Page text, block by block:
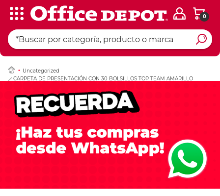
0
Uncategorized
CARPETA DE PRESENTACIÓN CON 30 BOLSILLOS TOP TEAM AMARILLO
Ingresar Codigo